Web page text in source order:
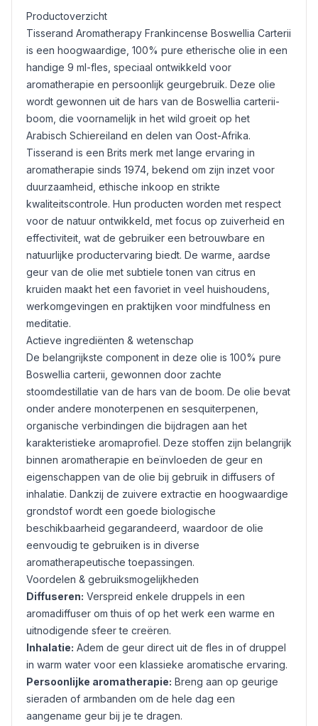
Productoverzicht
Tisserand Aromatherapy Frankincense Boswellia Carterii
is een hoogwaardige, 100% pure etherische olie in een
handige 9 ml-fles, speciaal ontwikkeld voor
aromatherapie en persoonlijk geurgebruik. Deze olie
wordt gewonnen uit de hars van de Boswellia carterii-
boom, die voornamelijk in het wild groeit op het
Arabisch Schiereiland en delen van Oost-Afrika.
Tisserand is een Brits merk met lange ervaring in
aromatherapie sinds 1974, bekend om zijn inzet voor
duurzaamheid, ethische inkoop en strikte
kwaliteitscontrole. Hun producten worden met respect
voor de natuur ontwikkeld, met focus op zuiverheid en
effectiviteit, wat de gebruiker een betrouwbare en
natuurlijke productervaring biedt. De warme, aardse
geur van de olie met subtiele tonen van citrus en
kruiden maakt het een favoriet in veel huishoudens,
werkomgevingen en praktijken voor mindfulness en
meditatie.
Actieve ingrediënten & wetenschap
De belangrijkste component in deze olie is 100% pure
Boswellia carterii, gewonnen door zachte
stoomdestillatie van de hars van de boom. De olie bevat
onder andere monoterpenen en sesquiterpenen,
organische verbindingen die bijdragen aan het
karakteristieke aromaprofiel. Deze stoffen zijn belangrijk
binnen aromatherapie en beïnvloeden de geur en
eigenschappen van de olie bij gebruik in diffusers of
inhalatie. Dankzij de zuivere extractie en hoogwaardige
grondstof wordt een goede biologische
beschikbaarheid gegarandeerd, waardoor de olie
eenvoudig te gebruiken is in diverse
aromatherapeutische toepassingen.
Voordelen & gebruiksmogelijkheden
Diffuseren: Verspreid enkele druppels in een
aromadiffuser om thuis of op het werk een warme en
uitnodigende sfeer te creëren.
Inhalatie: Adem de geur direct uit de fles in of druppel
in warm water voor een klassieke aromatische ervaring.
Persoonlijke aromatherapie: Breng aan op geurige
sieraden of armbanden om de hele dag een
aangename geur bij je te dragen.